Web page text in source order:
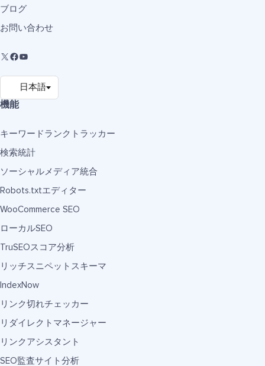
ブログ
お問い合わせ
機能
キーワードランクトラッカー
検索統計
ソーシャルメディア統合
Robots.txtエディター
WooCommerce SEO
ローカルSEO
TruSEOスコア分析
リッチスニペットスキーマ
IndexNow
リンク切れチェッカー
リダイレクトマネージャー
リンクアシスタント
SEO監査サイト分析